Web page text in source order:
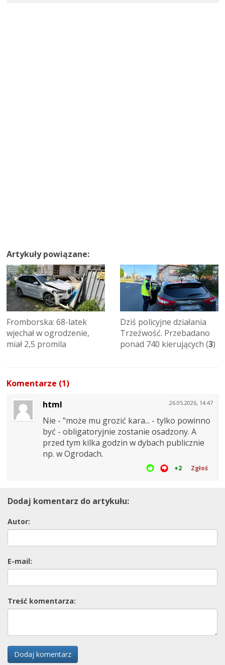
Artykuły powiązane:
Fromborska: 68-latek
wjechał w ogrodzenie,
miał 2,5 promila
Dziś policyjne działania
Trzeźwość. Przebadano
ponad 740 kierujących (3)
Komentarze (1)
26.05.2026, 14:47
html
Nie - "może mu grozić kara... - tylko powinno
być - obligatoryjnie zostanie osadzony. A
przed tym kilka godzin w dybach publicznie
np. w Ogrodach.
+2 Zgłoś
Dodaj komentarz do artykułu:
Autor:
E-mail:
Treść komentarza:
Dodaj komentarz